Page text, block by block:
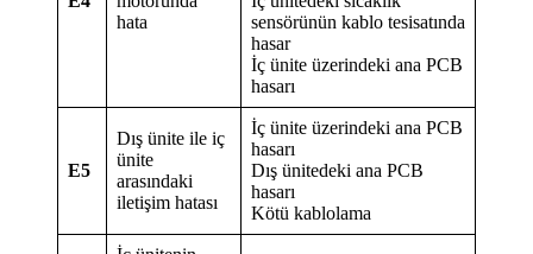
hata
sensörünün kablo tesisatında
hasar
İç ünite üzerindeki ana PCB
hasarı
E5
Dış ünite ile iç
ünite
arasındaki
iletişim hatası
İç ünite üzerindeki ana PCB
hasarı
Dış ünitedeki ana PCB
hasarı
Kötü kablolama